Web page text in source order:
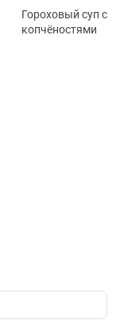
Гороховый суп с
копчёностями